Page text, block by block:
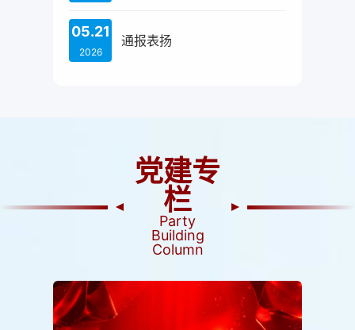
05.21
2026
通报表扬
党建专
栏
Party
Building
Column